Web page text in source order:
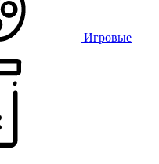
Игровые